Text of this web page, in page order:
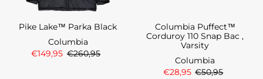
Pike Lake™ Parka Black
Columbia
€149,95 €260,95
Columbia Puffect™
Corduroy 110 Snap Bac ,
Varsity
Columbia
€28,95 €50,95